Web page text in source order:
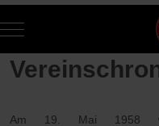
Mobile Menu Toggle
Am 19. Mai 1958